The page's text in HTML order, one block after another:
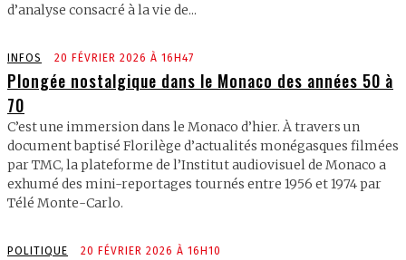
d’analyse consacré à la vie de...
INFOS 20 FÉVRIER 2026 À 16H47
Plongée nostalgique dans le Monaco des années 50 à
70
C’est une immersion dans le Monaco d’hier. À travers un
document baptisé Florilège d’actualités monégasques filmées
par TMC, la plateforme de l’Institut audiovisuel de Monaco a
exhumé des mini-reportages tournés entre 1956 et 1974 par
Télé Monte-Carlo.
POLITIQUE 20 FÉVRIER 2026 À 16H10